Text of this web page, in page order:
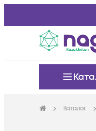
Каталог